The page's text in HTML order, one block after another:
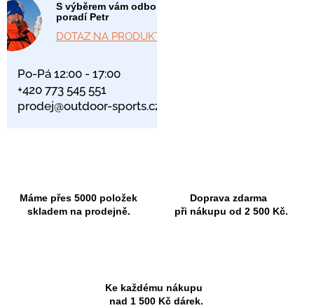
S výběrem vám odborně
poradí Petr
DOTAZ NA PRODUKT
Po-Pá 12:00 - 17:00
+420 773 545 551
prodej@outdoor-sports.cz
Máme přes 5000 položek
skladem na prodejně.
Doprava zdarma
při nákupu od 2 500 Kč.
Ke každému nákupu
nad 1 500 Kč dárek.